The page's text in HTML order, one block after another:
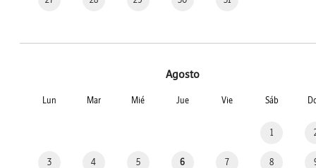
Agosto
Lun Mar Mié Jue Vie Sáb
1
3 4 5 6 7 8